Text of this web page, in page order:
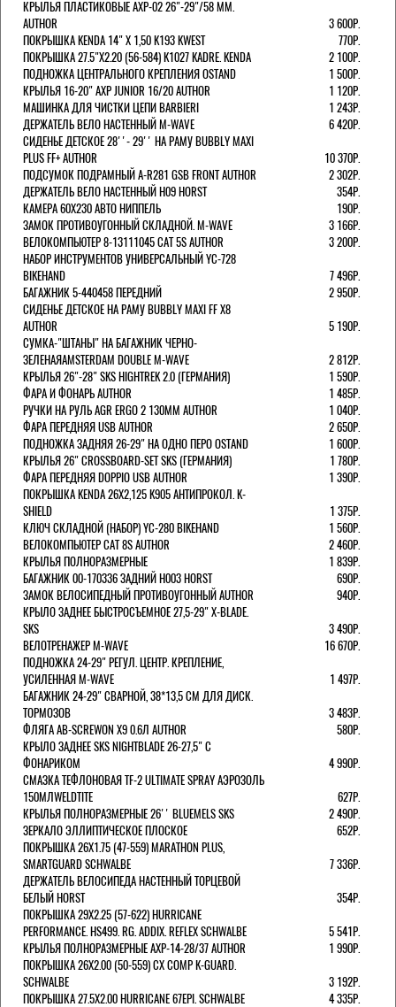
КРЫЛЬЯ ПЛАСТИКОВЫЕ AXP-02 26"-29"/58 ММ.
AUTHOR
3 600Р.
ПОКРЫШКА KENDA 14" Х 1,50 K193 KWEST
770Р.
ПОКРЫШКА 27.5"Х2.20 (56-584) K1027 KADRE. KENDA
2 100Р.
ПОДНОЖКА ЦЕНТРАЛЬНОГО КРЕПЛЕНИЯ OSTAND
1 500Р.
КРЫЛЬЯ 16-20" AXP JUNIOR 16/20 AUTHOR
1 120Р.
МАШИНКА ДЛЯ ЧИСТКИ ЦЕПИ BARBIERI
1 243Р.
ДЕРЖАТЕЛЬ ВЕЛО НАСТЕННЫЙ M-WAVE
6 420Р.
СИДЕНЬЕ ДЕТСКОЕ 28''- 29'' НА РАМУ BUBBLY MAXI
PLUS FF+ AUTHOR
10 370Р.
ПОДСУМОК ПОДРАМНЫЙ A-R281 GSB FRONT AUTHOR
2 302Р.
ДЕРЖАТЕЛЬ ВЕЛО НАСТЕННЫЙ H09 HORST
354Р.
КАМЕРА 60X230 АВТО НИППЕЛЬ
190Р.
ЗАМОК ПРОТИВОУГОННЫЙ СКЛАДНОЙ. M-WAVE
3 166Р.
ВЕЛОКОМПЬЮТЕР 8-13111045 CAT 5S AUTHOR
3 200Р.
НАБОР ИНСТРУМЕНТОВ УНИВЕРСАЛЬНЫЙ YC-728
BIKEHAND
7 496Р.
БАГАЖНИК 5-440458 ПЕРЕДНИЙ
2 950Р.
СИДЕНЬЕ ДЕТСКОЕ НА РАМУ BUBBLY MAXI FF X8
AUTHOR
5 190Р.
СУМКА-"ШТАНЫ" НА БАГАЖНИК ЧЕРНО-
ЗЕЛЕНАЯAMSTERDAM DOUBLE M-WAVE
2 812Р.
КРЫЛЬЯ 26"-28" SKS HIGHTREK 2.0 (ГЕРМАНИЯ)
1 590Р.
ФАРА И ФОНАРЬ AUTHOR
1 485Р.
РУЧКИ НА РУЛЬ AGR ERGO 2 130ММ AUTHOR
1 040Р.
ФАРА ПЕРЕДНЯЯ USB AUTHOR
2 650Р.
ПОДНОЖКА ЗАДНЯЯ 26-29" НА ОДНО ПЕРО OSTAND
1 600Р.
КРЫЛЬЯ 26" CROSSBOARD-SET SKS (ГЕРМАНИЯ)
1 780Р.
ФАРА ПЕРЕДНЯЯ DOPPIO USB AUTHOR
1 390Р.
ПОКРЫШКА KENDA 26Х2,125 K905 АНТИПРОКОЛ. K-
SHIELD
1 375Р.
КЛЮЧ СКЛАДНОЙ (НАБОР) YC-280 BIKEHAND
1 560Р.
ВЕЛОКОМПЬЮТЕР CAT 8S AUTHOR
2 460Р.
КРЫЛЬЯ ПОЛНОРАЗМЕРНЫЕ
1 839Р.
БАГАЖНИК 00-170336 ЗАДНИЙ H003 HORST
690Р.
ЗАМОК ВЕЛОСИПЕДНЫЙ ПРОТИВОУГОННЫЙ AUTHOR
940Р.
КРЫЛО ЗАДНЕЕ БЫСТРОСЪЕМНОЕ 27,5-29" X-BLADE.
SKS
3 490Р.
ВЕЛОТРЕНАЖЕР M-WAVE
16 670Р.
ПОДНОЖКА 24-29" РЕГУЛ. ЦЕНТР. КРЕПЛЕНИЕ,
УСИЛЕННАЯ M-WAVE
1 497Р.
БАГАЖНИК 24-29" СВАРНОЙ, 38*13,5 СМ ДЛЯ ДИСК.
ТОРМОЗОВ
3 483Р.
ФЛЯГА AB-SCREWON X9 0.6Л AUTHOR
580Р.
КРЫЛО ЗАДНЕЕ SKS NIGHTBLADE 26-27,5" С
ФОНАРИКОМ
4 990Р.
СМАЗКА ТЕФЛОНОВАЯ TF-2 ULTIMATE SPRAY АЭРОЗОЛЬ
150МЛWELDTITE
627Р.
КРЫЛЬЯ ПОЛНОРАЗМЕРНЫЕ 26'' BLUEMELS SKS
2 490Р.
ЗЕРКАЛО ЭЛЛИПТИЧЕСКОЕ ПЛОСКОЕ
652Р.
ПОКРЫШКА 26X1.75 (47-559) MARATHON PLUS,
SMARTGUARD SCHWALBE
7 336Р.
ДЕРЖАТЕЛЬ ВЕЛОCИПЕДА НАСТЕННЫЙ ТОРЦЕВОЙ
БЕЛЫЙ HORST
354Р.
ПОКРЫШКА 29X2.25 (57-622) HURRICANE
PERFORMANCE. HS499. RG. ADDIX. REFLEX SCHWALBE
5 541Р.
КРЫЛЬЯ ПОЛНОРАЗМЕРНЫЕ AXP-14-28/37 AUTHOR
1 990Р.
ПОКРЫШКА 26X2.00 (50-559) CX COMP K-GUARD.
SCHWALBE
3 192Р.
ПОКРЫШКА 27.5X2.00 HURRICANE 67EPI. SCHWALBE
4 335Р.